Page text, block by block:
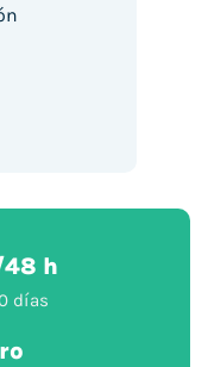
h
días